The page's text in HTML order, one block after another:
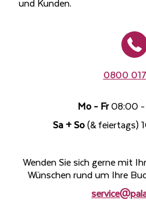
und Kunden.
0800
Mo - Fr08:00
Sa + So(& feiertags)
Wenden Sie sich gerne mit
Wünschen rund um Ihre